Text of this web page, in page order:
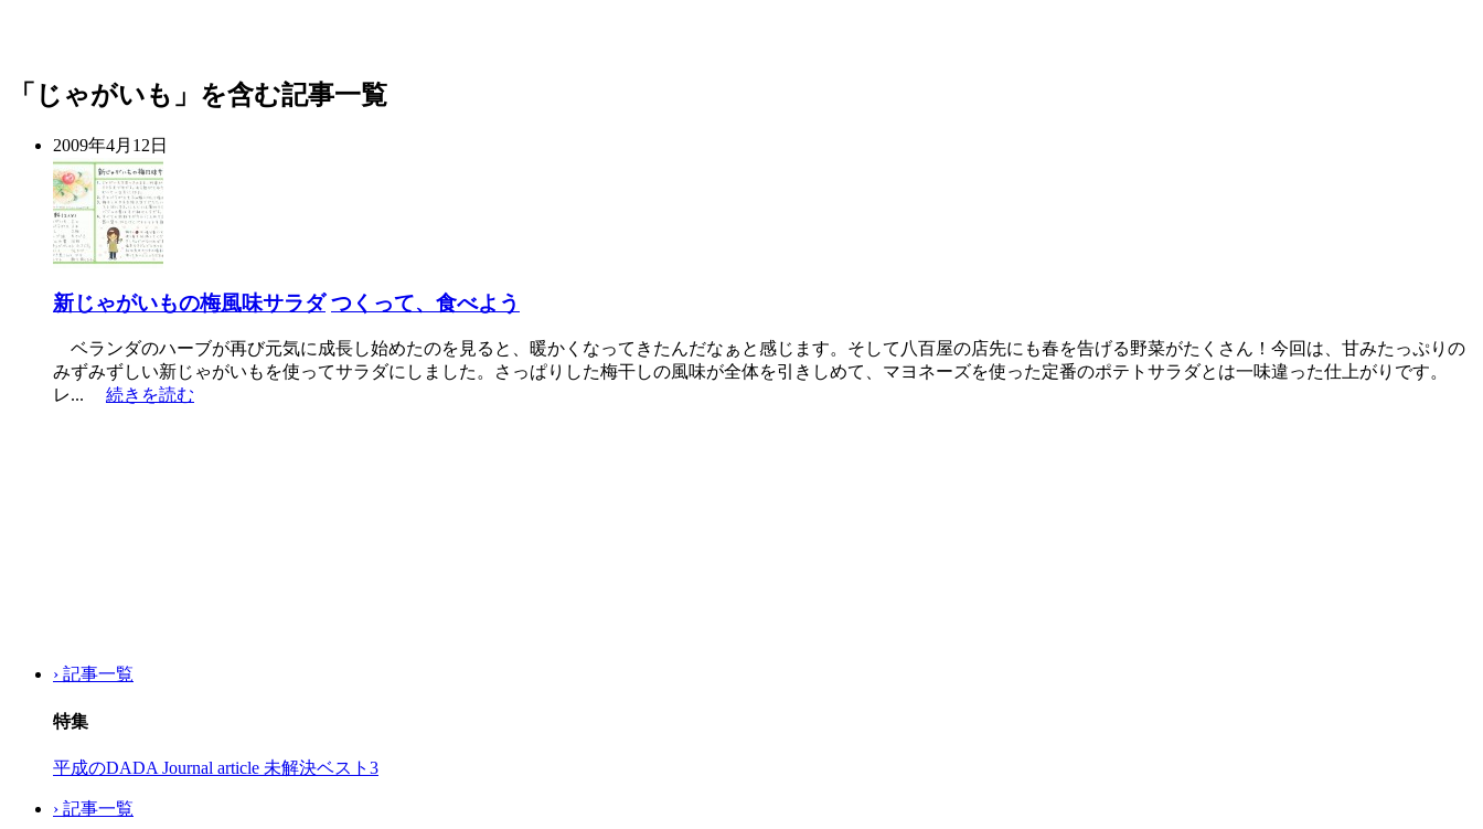
「じゃがいも」を含む記事一覧
2009年4月12日
新じゃがいもの梅風味サラダ つくって、食べよう
ベランダのハーブが再び元気に成長し始めたのを見ると、暖かくなってきたんだなぁと感じます。そして八百屋の店先にも春を告げる野菜がたくさん！今回は、甘みたっぷりの
みずみずしい新じゃがいもを使ってサラダにしました。さっぱりした梅干しの風味が全体を引きしめて、マヨネーズを使った定番のポテトサラダとは一味違った仕上がりです。
レ... 続きを読む
› 記事一覧
特集
平成のDADA Journal article 未解決ベスト3
› 記事一覧